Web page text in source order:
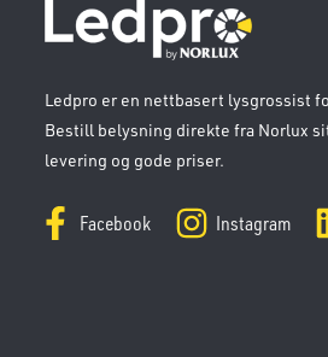
Ledpro er en nettbasert lysgrossist
Bestill belysning direkte fra Norlux
levering og gode priser.
Facebook Instagram